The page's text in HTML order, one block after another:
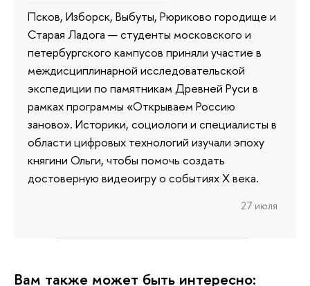
Псков, Изборск, Выбуты, Рюриково городище и
Старая Ладога — студенты московского и
петербургского кампусов приняли участие в
междисциплинарной исследовательской
экспедиции по памятникам Древней Руси в
рамках программы «Открываем Россию
заново». Историки, социологи и специалисты в
области цифровых технологий изучали эпоху
княгини Ольги, чтобы помочь создать
достоверную видеоигру о событиях X века.
27 июля
Вам также может быть интересно: